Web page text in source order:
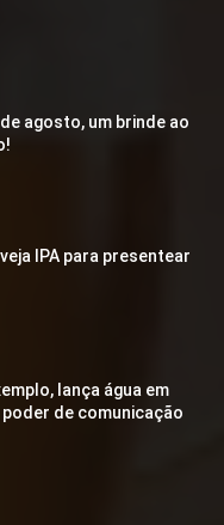
agosto, um brinde ao
IPA para presentear
lança água em
de comunicação